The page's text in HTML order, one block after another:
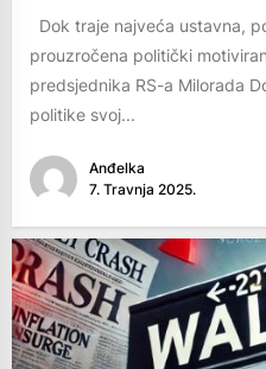
Dok traje najveća ustavna,
prouzročena politički
predsjednika RS-a Milorada
politike svoj...
Anđelka
7. Travnja 2025.